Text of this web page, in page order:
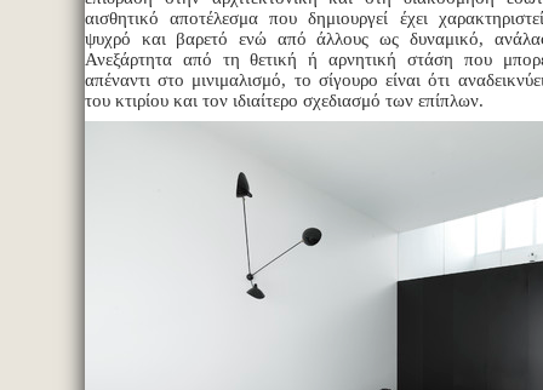
αισθητικό αποτέλεσμα που δημιουργεί έχει
ψυχρό και βαρετό ενώ από άλλους ως δυναμικό,
Ανεξάρτητα από τη θετική ή αρνητική στάση που
απέναντι στο μινιμαλισμό, το σίγουρο είναι ότι
του κτιρίου και τον ιδιαίτερο σχεδιασμό των επίπλων.